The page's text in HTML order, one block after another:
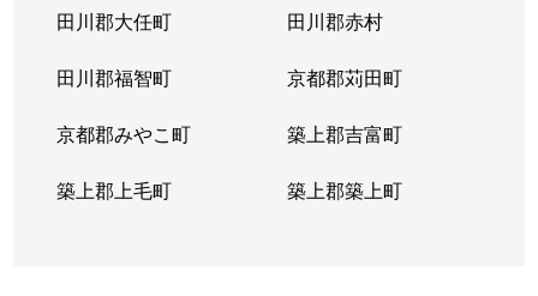
田川郡大任町 田川郡赤村
田川郡福智町 京都郡苅田町
京都郡みやこ町 築上郡吉富町
築上郡上毛町 築上郡築上町